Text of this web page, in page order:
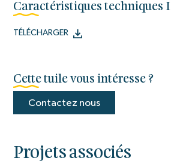
Caractéristiques techniques I
TÉLÉCHARGER
Cette tuile vous intéresse ?
Contactez nous
Projets associés